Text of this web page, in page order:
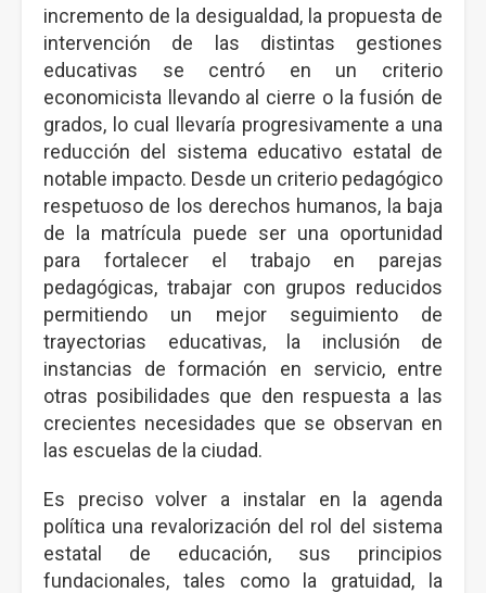
incremento de la desigualdad, la propuesta de
intervención de las distintas gestiones
educativas se centró en un criterio
economicista llevando al cierre o la fusión de
grados, lo cual llevaría progresivamente a una
reducción del sistema educativo estatal de
notable impacto. Desde un criterio pedagógico
respetuoso de los derechos humanos, la baja
de la matrícula puede ser una oportunidad
para fortalecer el trabajo en parejas
pedagógicas, trabajar con grupos reducidos
permitiendo un mejor seguimiento de
trayectorias educativas, la inclusión de
instancias de formación en servicio, entre
otras posibilidades que den respuesta a las
crecientes necesidades que se observan en
las escuelas de la ciudad.
Es preciso volver a instalar en la agenda
política una revalorización del rol del sistema
estatal de educación, sus principios
fundacionales, tales como la gratuidad, la